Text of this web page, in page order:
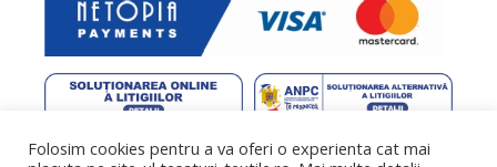
web design by DowMedia |gazduire webby SpeedHost
Folosim cookies pentru a va oferi o experienta cat mai